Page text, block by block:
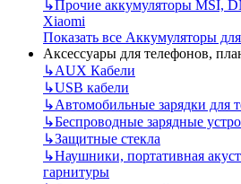
↳Прочие аккумуляторы MSI,
Xiaomi
Показать все Аккумуляторы
Аксессуары для телефонов,
↳AUX Кабели
↳USB кабели
↳Автомобильные зарядки для
↳Беспроводные зарядные
↳Защитные стекла
↳Наушники, портативная
гарнитуры